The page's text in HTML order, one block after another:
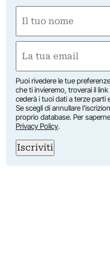
(Obbligatorio)
Nome
(Obbligatorio)
Puoi rivedere le tue
che ti invieremo, troverai il
cederà i tuoi dati a terze parti
Se scegli di annullare
proprio database. Per
Privacy Policy.
Iscriviti